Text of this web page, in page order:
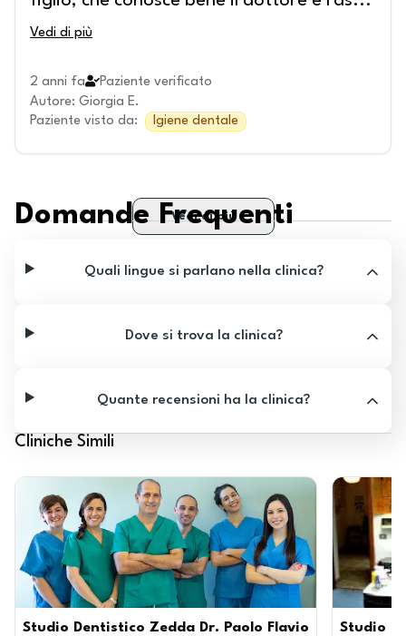
Vedi di più
2 anni fa
Paziente verificato
Autore: Giorgia E.
Paziente visto da: Igiene dentale
Vedi di più
Domande Frequenti
Quali lingue si parlano nella clinica?
Dove si trova la clinica?
Quante recensioni ha la clinica?
Cliniche Simili
Studio Dentistico Zedda Dr. Paolo Flavio Studio